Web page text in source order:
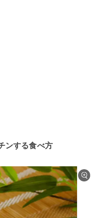
ンする食べ方